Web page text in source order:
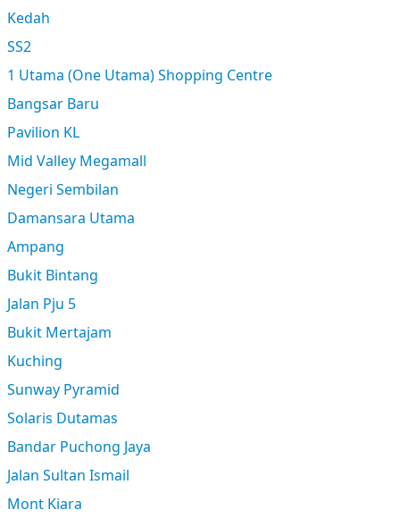
Kedah
SS2
1 Utama (One Utama) Shopping Centre
Bangsar Baru
Pavilion KL
Mid Valley Megamall
Negeri Sembilan
Damansara Utama
Ampang
Bukit Bintang
Jalan Pju 5
Bukit Mertajam
Kuching
Sunway Pyramid
Solaris Dutamas
Bandar Puchong Jaya
Jalan Sultan Ismail
Mont Kiara